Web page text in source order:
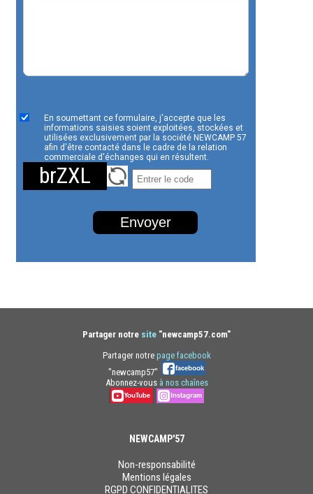
En soumettant ce formulaire, j'accepte que les
informations saisies soient exploitées, stockées et
utilisées exclusivement par la société NEWCAMP 57
afin d'être contacté dans le cadre de la relation
commerciale d'échanges qui en résultent.
brZXL
Envoyer
Partager notre site "newcamp57.com"
Partager notre page facebook
"newcamp57"
Abonnez-vous à nos chaînes
NEWCAMP'57
Non-responsabilité
Mentions légales
RGPD CONFIDENTIALITES